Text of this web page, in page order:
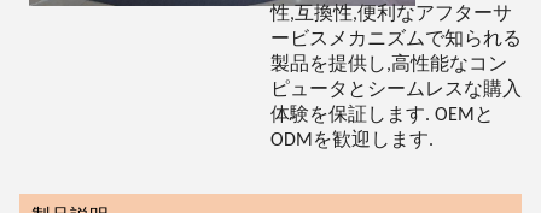
性,互換性,便利なアフターサ
ービスメカニズムで知られる
製品を提供し,高性能なコン
ピュータとシームレスな購入
体験を保証します. OEMと
ODMを歓迎します.